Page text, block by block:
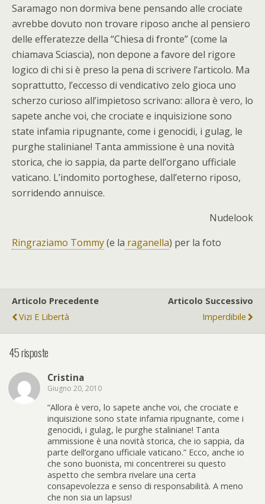
Saramago non dormiva bene pensando alle crociate
avrebbe dovuto non trovare riposo anche al pensiero
delle efferatezze della “Chiesa di fronte” (come la
chiamava Sciascia), non depone a favore del rigore
logico di chi si è preso la pena di scrivere l’articolo. Ma
soprattutto, l’eccesso di vendicativo zelo gioca uno
scherzo curioso all’impietoso scrivano: allora è vero, lo
sapete anche voi, che crociate e inquisizione sono
state infamia ripugnante, come i genocidi, i gulag, le
purghe staliniane! Tanta ammissione è una novità
storica, che io sappia, da parte dell’organo ufficiale
vaticano. L’indomito portoghese, dall’eterno riposo,
sorridendo annuisce.
Nudelook
Ringraziamo Tommy(e la raganella) per la foto
Articolo Precedente
Vizi E Libertà
Articolo Successivo
Imperdibile
45 risposte
Cristina
Giugno 20, 2010
“Allora è vero, lo sapete anche voi, che crociate e
inquisizione sono state infamia ripugnante, come i
genocidi, i gulag, le purghe staliniane! Tanta
ammissione è una novità storica, che io sappia, da
parte dell’organo ufficiale vaticano.” Ecco, anche io
che sono buonista, mi concentrerei su questo
aspetto che sembra rivelare una certa
consapevolezza e senso di responsabilità. A meno
che non sia un lapsus!